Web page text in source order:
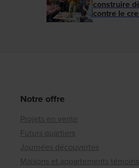
construire
contre le
Notre offre
Projets en vente
Futurs quartiers
Journées découvertes
Maisons et appartements témoins